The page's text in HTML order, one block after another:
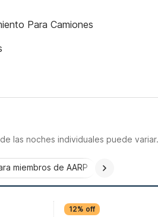
Para Camiones
las noches individuales puede variar.
miembros de AARP
12% off